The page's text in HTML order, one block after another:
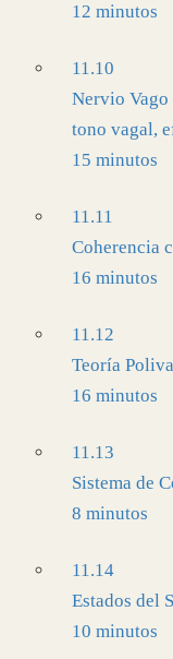
12 minutos
11.10
Nervio
tono vagal,
15 minutos
11.11
Coherencia
16 minutos
11.12
Teoría
16 minutos
11.13
Sistema de
8 minutos
11.14
Estados del
10 minutos